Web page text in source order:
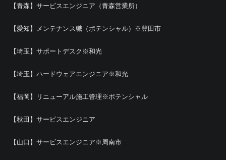
【青森】サービスエンジニア（青森営業所）
【愛知】メンテナンス職（ポテンシャル）※豊田市
【埼玉】サポートデスク※和光
【埼玉】ハードウェアエンジニア※和光
【福岡】リニューアル施工管理※ポテンシャル
【秋田】サービスエンジニア
【山口】サービスエンジニア※周南市